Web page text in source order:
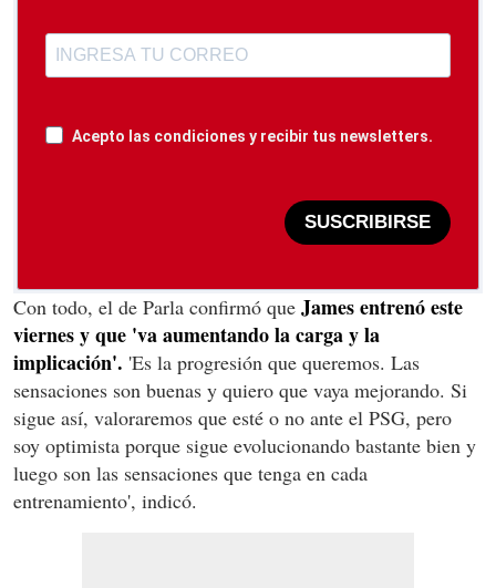
Acepto las condiciones y recibir tus newsletters.
SUSCRIBIRSE
Con todo, el de Parla confirmó que James entrenó este
viernes y que 'va aumentando la carga y la
implicación'. 'Es la progresión que queremos. Las
sensaciones son buenas y quiero que vaya mejorando. Si
sigue así, valoraremos que esté o no ante el PSG, pero
soy optimista porque sigue evolucionando bastante bien y
luego son las sensaciones que tenga en cada
entrenamiento', indicó.